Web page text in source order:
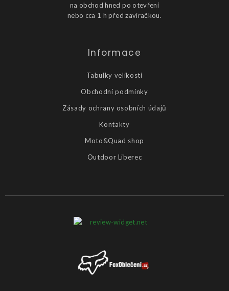
na obchod hned po otevření
nebo cca 1 h před zavíračkou.
Informace
Tabulky velikostí
Obchodní podmínky
Zásady ochrany osobních údajů
Kontakty
Moto&Quad shop
Outdoor Liberec